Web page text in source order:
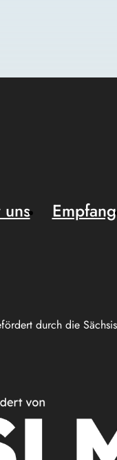
durch die
Empfang